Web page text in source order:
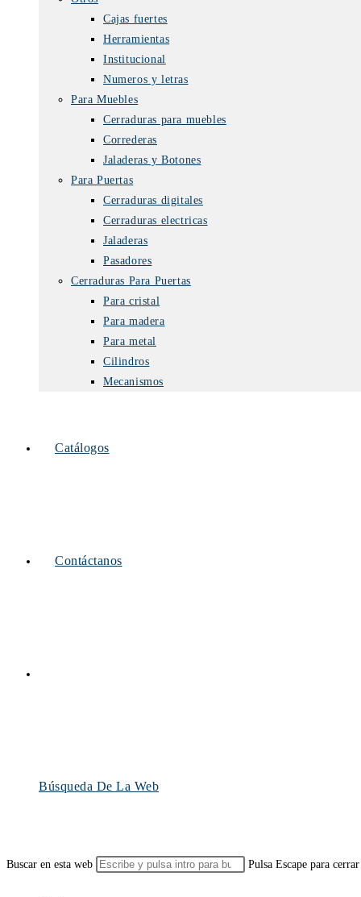
Cajas fuertes
Herramientas
Institucional
Numeros y letras
Para Muebles
Cerraduras para muebles
Correderas
Jaladeras y Botones
Para Puertas
Cerraduras digitales
Cerraduras electricas
Jaladeras
Pasadores
Cerraduras Para Puertas
Para cristal
Para madera
Para metal
Cilindros
Mecanismos
Catálogos
Contáctanos
Búsqueda De La Web
Buscar en esta web Pulsa Escape para